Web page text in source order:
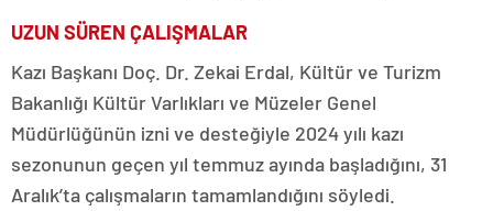
UZUN SÜREN ÇALIŞMALAR
Kazı Başkanı Doç. Dr. Zekai Erdal, Kültür ve Turizm
Bakanlığı Kültür Varlıkları ve Müzeler Genel
Müdürlüğünün izni ve desteğiyle 2024 yılı kazı
sezonunun geçen yıl temmuz ayında başladığını, 31
Aralık’ta çalışmaların tamamlandığını söyledi.